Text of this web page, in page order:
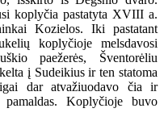
koplyčia pastatyta XVIII a.
Kozielos. Iki pastatant
koplyčioje melsdavosi
paežerės, Šventorėliu
į Sudeikius ir ten statoma
dar atvažiuodavo čia ir
Koplyčioje buvo